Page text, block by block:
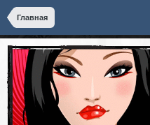
Главная